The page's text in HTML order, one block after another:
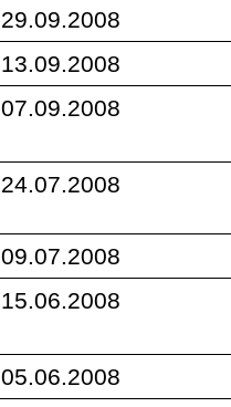
29.09.2008
13.09.2008
07.09.2008
24.07.2008
09.07.2008
15.06.2008
05.06.2008